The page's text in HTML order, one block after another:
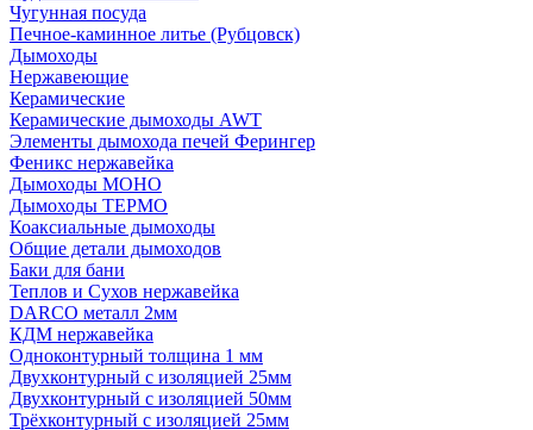
Чугунная посуда
Печное-каминное литье (Рубцовск)
Дымоходы
Нержавеющие
Керамические
Керамические дымоходы AWT
Элементы дымохода печей Ферингер
Феникс нержавейка
Дымоходы МОНО
Дымоходы ТЕРМО
Коаксиальные дымоходы
Общие детали дымоходов
Баки для бани
Теплов и Сухов нержавейка
DARCO металл 2мм
КДМ нержавейка
Одноконтурный толщина 1 мм
Двухконтурный с изоляцией 25мм
Двухконтурный с изоляцией 50мм
Трёхконтурный с изоляцией 25мм